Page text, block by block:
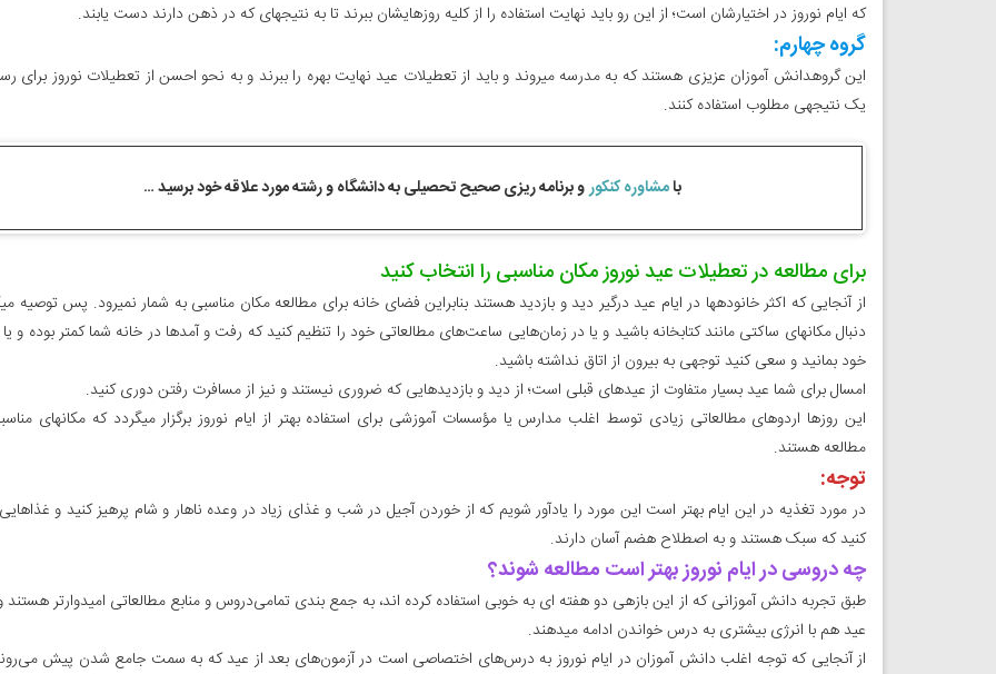
که ایام نوروز در اختیارشان است؛ از این رو باید نهایت استفاده را از کلیه روزهایشان ببرند تا به نتیجه­ای که در ذهن دارند دست یابند.
گروه چهارم:
این گروهدانش آموزان عزیزی هستند که به مدرسه می­روند و باید از تعطیلات عید نهایت بهره را ببرند و به نحو احسن از تعطیلات نوروز برای
یک نتیجه­ی مطلوب استفاده کنند.
بامشاوره کنکوروبرنامه ریزی صحیح تحصیلی به دانشگاه و رشته مورد علاقه خود برسید …
برای مطالعه در تعطیلات عید نوروز مکان مناسبی را انتخاب کنید
از آنجایی که اکثر خانوده­ها در ایام عید درگیر دید و بازدید هستند بنابراین فضای خانه برای مطالعه مکان مناسبی به شمار نمی­رود. پس توصیه
دنبال مکان­های ساکتی مانند کتابخانه باشید و یا در زمان‌هایی ساعت‌های مطالعاتی خود را تنظیم کنید که رفت و آمدها در خانه شما کمتر بوده و یا
خود بمانید و سعی کنید توجهی به بیرون از اتاق نداشته باشید.
امسال برای شما عید بسیار متفاوت از عیدهای قبلی است؛ از دید و بازدیدهایی که ضروری نیستند و نیز از مسافرت رفتن دوری کنید.
این روزها اردوهای مطالعاتی زیادی توسط اغلب مدارس یا مؤسسات آموزشی برای استفاده بهتر از ایام نوروز برگزار می­گردد که مکان­های
مطالعه هستند.
توجه:
در مورد تغذیه در این ایام بهتر است این مورد را یادآور شویم که از خوردن آجیل در شب و غذای زیاد در وعده ناهار و شام پرهیز کنید و
کنید که سبک هستند و به اصطلاح هضم آسان دارند.
چه دروسی در ایام نوروز بهتر است مطالعه شوند؟
طبق تجربه دانش آموزانی که از این بازه­ی دو هفته ای به خوبی استفاده کرده اند، به جمع بندی تمامی‌دروس و منابع مطالعاتی امیدوارتر هستند
عید هم با انرژی بیشتری به درس خواندن ادامه می­دهند.
از آنجایی که توجه اغلب دانش آموزان در ایام نوروز به درس‌های اختصاصی است در آزمون‌های بعد از عید که به سمت جامع شدن پیش